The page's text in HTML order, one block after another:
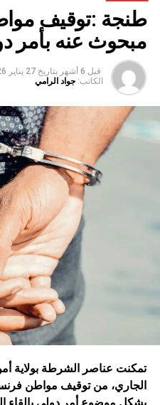
طنجة :توقيف
مبحوث عنه بأمر
قبل 6 أشهر بتاريخ 27 يناير 2026
الكاتب: جواد الرامي